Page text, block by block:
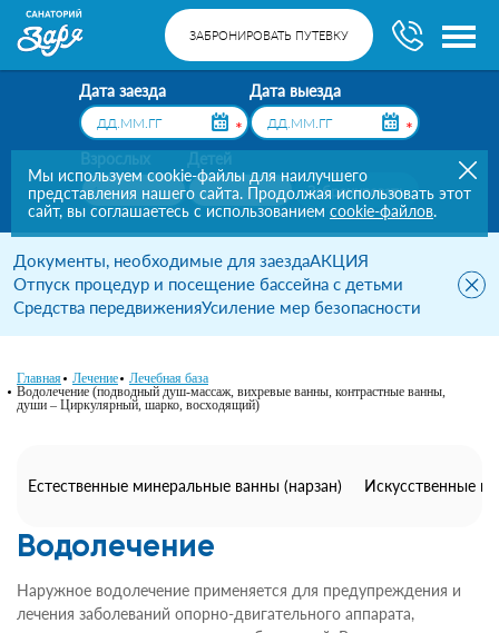
ЗАБРОНИРОВАТЬ ПУТЕВКУ
Дата заезда
*
Дата выезда
*
Взрослых
*
Детей
Забронировать
Документы, необходимые для заездаАКЦИЯ
Отпуск процедур и посещение бассейна с детьми
Средства передвиженияУсиление мер безопасности
Главная Лечение
Лечебная база
Водолечение (подводный душ-массаж, вихревые ванны, контрастные ванны,
души – Циркулярный, шарко, восходящий)
Естественные минеральные ванны (нарзан) Искусственные
Водолечение
Наружное водолечение применяется для предупреждения и
лечения заболеваний опорно-двигательного аппарата,
Мы используем cookie-файлы для наилучшего
представления нашего сайта. Продолжая использовать этот
сайт, вы соглашаетесь с использованием cookie-файлов.